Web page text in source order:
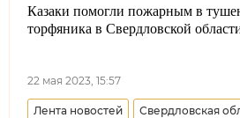
Казаки помогли пожарным в
торфяника в Свердловской
22 мая 2023, 15:57
Лента новостей Свердловская